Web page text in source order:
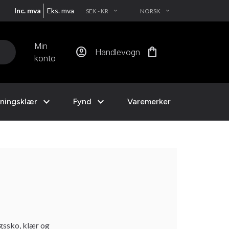
Inc. mva Eks. mva SEK - KR EXPAND_MORE NORSK EXPAND_MORE
Min
konto
account_circle Handlevogn shopping_bag
expand_more Fynd expand_more Varemerker
klær og